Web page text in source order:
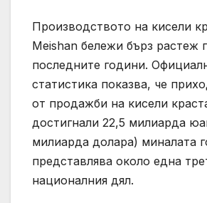
Производството на кисели
Meishan бележи бърз растеж
последните години.
статистика показва, че
от продажби на кисели
достигнали 22,5 милиарда
милиарда долара) миналата
представлява около една
националния дял.